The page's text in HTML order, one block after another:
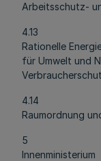
Arbeitsschutz-
4.13
Rationelle
für Umwelt und
4.14
Raumordnung
5
Innenministerium